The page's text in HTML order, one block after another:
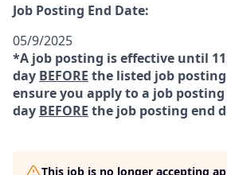
Job Posting End Date:
05/9/2025
*A job posting is effective until
day BEFORE the listed job
ensure you apply to a job
day BEFORE the job posting end
This job is no longer accepting